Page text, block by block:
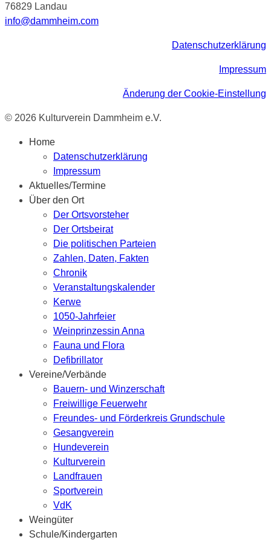
76829 Landau
info@dammheim.com
Datenschutzerklärung
Impressum
Änderung der Cookie-Einstellung
© 2026 Kulturverein Dammheim e.V.
Home
Datenschutzerklärung
Impressum
Aktuelles/Termine
Über den Ort
Der Ortsvorsteher
Der Ortsbeirat
Die politischen Parteien
Zahlen, Daten, Fakten
Chronik
Veranstaltungskalender
Kerwe
1050-Jahrfeier
Weinprinzessin Anna
Fauna und Flora
Defibrillator
Vereine/Verbände
Bauern- und Winzerschaft
Freiwillige Feuerwehr
Freundes- und Förderkreis Grundschule
Gesangverein
Hundeverein
Kulturverein
Landfrauen
Sportverein
VdK
Weingüter
Schule/Kindergarten